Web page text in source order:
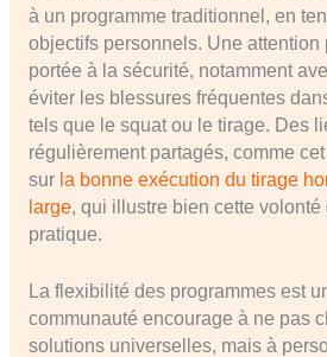
à un programme traditionnel, en
objectifs personnels. Une attention
portée à la sécurité, notamment
éviter les blessures fréquentes
tels que le squat ou le tirage. Des
régulièrement partagés, comme
sur la bonne exécution du tirage
large, qui illustre bien cette volonté
pratique.
La flexibilité des programmes est
communauté encourage à ne pas
solutions universelles, mais à